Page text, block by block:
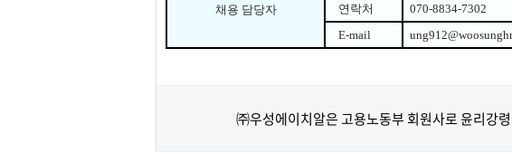
채용 담당자 연락처
070-8834-7302
E-mail
㈜우성에이치알은 고용노동부 회원사로 윤리강